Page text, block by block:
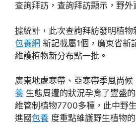
查詢拜訪，查詢拜訪顯示，野外
據統計，此次查詢拜訪發明植
包養網 新記載屬1個，廣東省新
維護植物新分布點一批。
廣東地處寒帶、亞寒帶季風尚候
養 生態周遭的狀況孕育了豐盛
維管制植物7700多種，此中野
進國包養 度重點維護野生植物